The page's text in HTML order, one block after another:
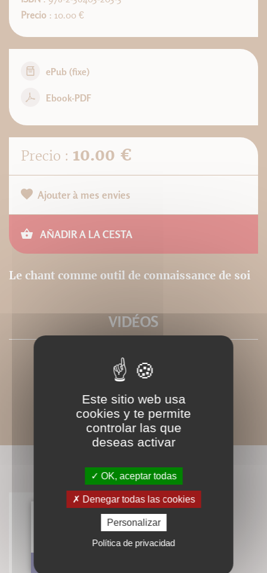
Precio : 10.00 €
ePub (fixe)
Ebook-PDF
Precio : 10.00 €
Ajouter à mes envies
AÑADIR A LA CESTA
Le chant comme outil de connaissance de soi
VIDÉOS
LIVRES ASSOCIÉS
Le chant prénatal
Marie-Laure Potel
Este sitio web usa
cookies y te permite
controlar las que
deseas activar
OK, aceptar todas
Denegar todas las cookies
Personalizar
Política de privacidad